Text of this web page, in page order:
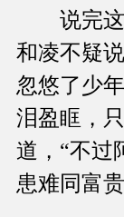
说完这
和凌不疑
忽悠了少
泪盈眶，
道，“不过
患难同富